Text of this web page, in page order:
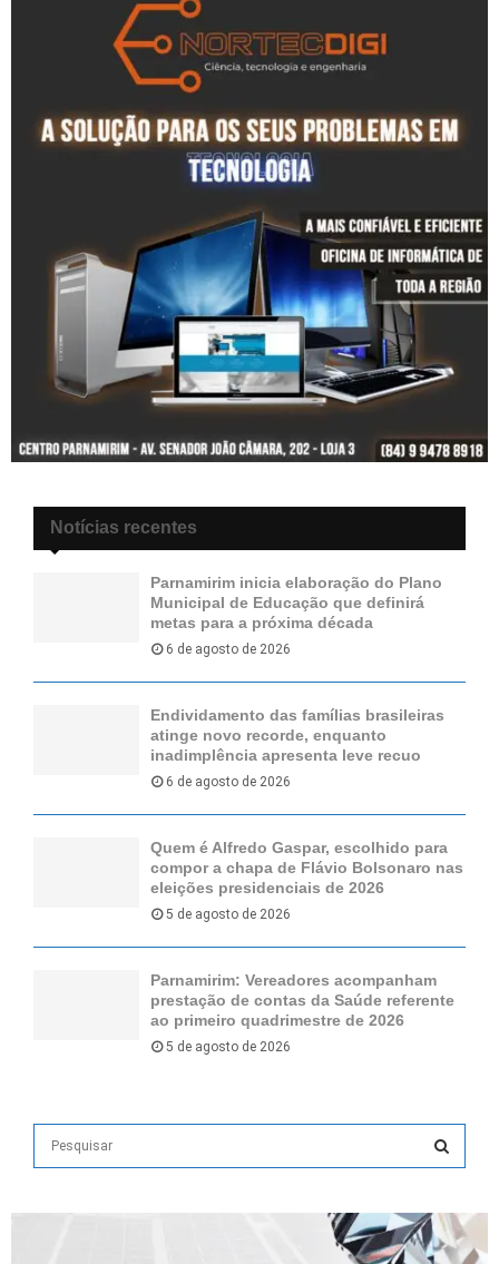
Notícias recentes
Parnamirim inicia elaboração do Plano
Municipal de Educação que definirá
metas para a próxima década
6 de agosto de 2026
Endividamento das famílias brasileiras
atinge novo recorde, enquanto
inadimplência apresenta leve recuo
6 de agosto de 2026
Quem é Alfredo Gaspar, escolhido para
compor a chapa de Flávio Bolsonaro nas
eleições presidenciais de 2026
5 de agosto de 2026
Parnamirim: Vereadores acompanham
prestação de contas da Saúde referente
ao primeiro quadrimestre de 2026
5 de agosto de 2026